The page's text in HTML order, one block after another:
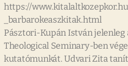
https://
_barbarokeaszkitak.html
Pásztori-Kupán István jelenleg
Theological Seminary-ben
kutatómunkát. Udvari Zita